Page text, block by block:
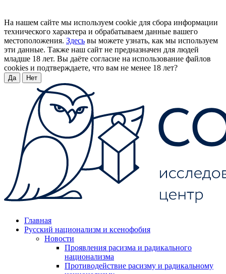
На нашем сайте мы используем cookie для сбора информации
технического характера и обрабатываем данные вашего
местоположения. Здесь вы можете узнать, как мы используем
эти данные. Также наш сайт не предназначен для людей
младше 18 лет. Вы даёте согласие на использование файлов
cookies и подтверждаете, что вам не менее 18 лет?
Да Нет
Главная
Русский национализм и ксенофобия
Новости
Проявления расизма и радикального
национализма
Противодействие расизму и радикальному